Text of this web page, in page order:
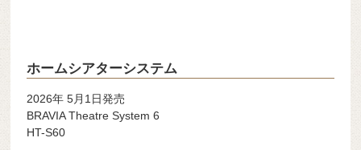
ホームシアターシステム
2026年 5月1日発売
BRAVIA Theatre System 6
HT-S60